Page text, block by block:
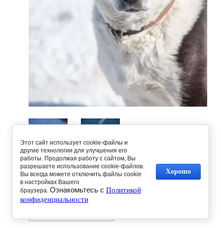
Предыдущее Следующее
Этот сайт использует cookie-файлы и
другие технологии для улучшения его
работы. Продолжая работу с сайтом, Вы
разрешаете использование cookie-файлов.
Вы всегда можете отключить файлы cookie
в настройках Вашего
браузера. Ознакомьтесь с Политикой
конфиденциальности
Хорошо